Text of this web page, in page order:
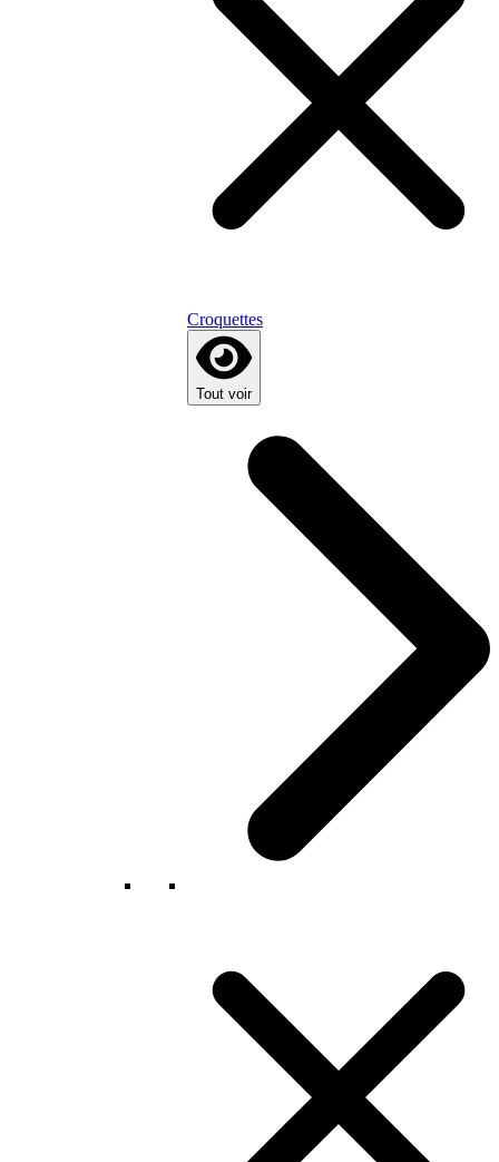
Croquettes
Tout voir